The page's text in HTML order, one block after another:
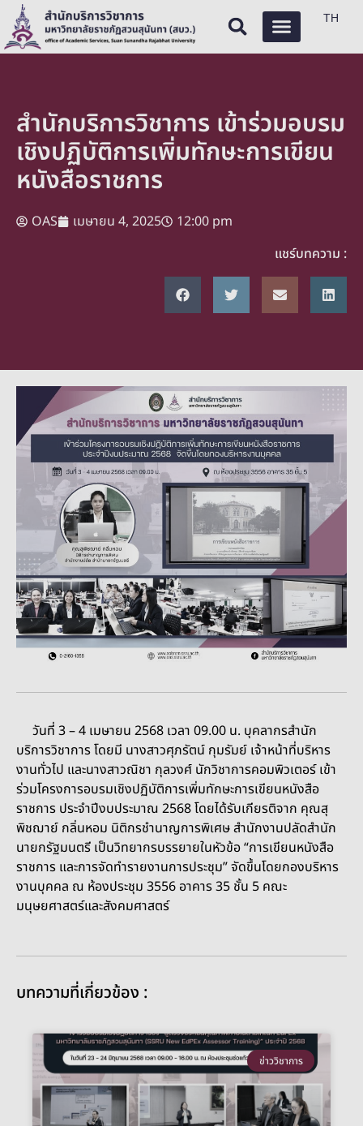
TH
สำนักบริการวิชาการ เข้าร่วมอบรม
เชิงปฏิบัติการเพิ่มทักษะการเขียน
หนังสือราชการ
OAS เมษายน 4, 2025
12:00 pm
แชร์บทความ :
วันที่ 3 – 4 เมษายน 2568 เวลา 09.00 น. บุคลากรสำนัก
บริการวิชาการ โดยมี นางสาวศุภรัตน์ กุมรัมย์ เจ้าหน้าที่บริหาร
งานทั่วไป และนางสาวณิชา กุลวงศ์ นักวิชาการคอมพิวเตอร์ เข้า
ร่วมโครงการอบรมเชิงปฏิบัติการเพิ่มทักษะการเขียนหนังสือ
ราชการ ประจำปีงบประมาณ 2568 โดยได้รับเกียรติจาก คุณสุ
พิชฌาย์ กลิ่นหอม นิติกรชำนาญการพิเศษ สำนักงานปลัดสำนัก
นายกรัฐมนตรี เป็นวิทยากรบรรยายในหัวข้อ “การเขียนหนังสือ
ราชการ และการจัดทำรายงานการประชุม” จัดขึ้นโดยกองบริหาร
งานบุคคล ณ ห้องประชุม 3556 อาคาร 35 ชั้น 5 คณะ
มนุษยศาสตร์และสังคมศาสตร์
บทความที่เกี่ยวข้อง :
ข่าววิชาการ